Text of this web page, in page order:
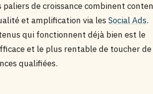
de croissance combinent
et amplification via les Social Ads.
qui fonctionnent déjà bien est le
et le plus rentable de toucher de
qualifiées.